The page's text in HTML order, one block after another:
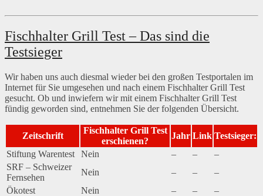
Fischhalter Grill Test – Das sind die
Testsieger
Wir haben uns auch diesmal wieder bei den großen Testportalen im
Internet für Sie umgesehen und nach einem Fischhalter Grill Test
gesucht. Ob und inwiefern wir mit einem Fischhalter Grill Test
fündig geworden sind, entnehmen Sie der folgenden Übersicht.
Zeitschrift
Fischhalter Grill Test
erschienen?
Jahr Link Testsieger:
Stiftung Warentest
Nein – –
–
SRF – Schweizer
Fernsehen
Nein – –
–
Ökotest
Nein – –
–